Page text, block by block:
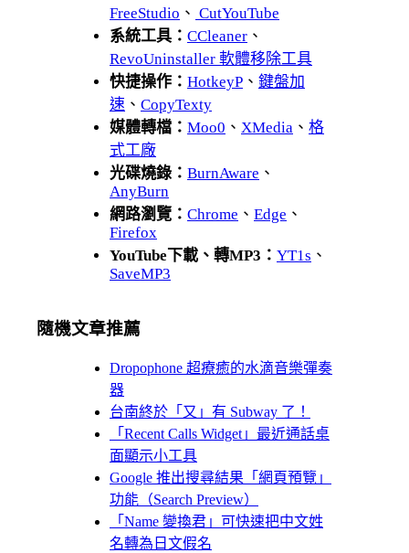
FreeStudio 、 CutYouTube
系統工具： CCleaner 、
RevoUninstaller 軟體移除工具
快捷操作： HotkeyP 、 鍵盤加
速 、 CopyTexty
媒體轉檔： Moo0 、 XMedia 、 格
式工廠
光碟燒錄： BurnAware 、
AnyBurn
網路瀏覽： Chrome 、 Edge 、
Firefox
YouTube下載、轉MP3： YT1s 、
SaveMP3
隨機文章推薦
Dropophone 超療癒的水滴音樂彈奏
器
台南終於「又」有 Subway 了！
「Recent Calls Widget」最近通話桌
面顯示小工具
Google 推出搜尋結果「網頁預覽」
功能（Search Preview）
「Name 變換君」可快速把中文姓
名轉為日文假名